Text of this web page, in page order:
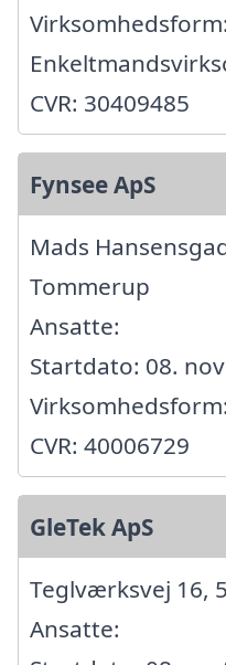
Virksomhedsform:
CVR: 30409485
Fynsee ApS
Mads
Tommerup
Ansatte:
Startdato: 08.
CVR: 40006729
GleTek ApS
Teglværksvej 16,
Ansatte: